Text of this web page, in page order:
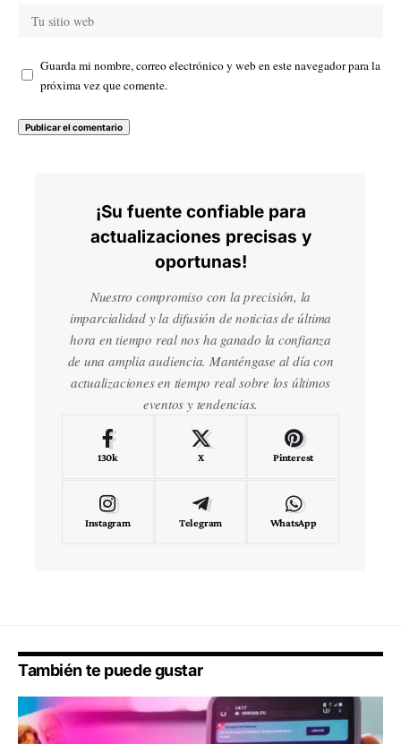
Guarda mi nombre, correo electrónico y web en este navegador para la
próxima vez que comente.
¡Su fuente confiable para
actualizaciones precisas y
oportunas!
Nuestro compromiso con la precisión, la
imparcialidad y la difusión de noticias de última
hora en tiempo real nos ha ganado la confianza
de una amplia audiencia. Manténgase al día con
actualizaciones en tiempo real sobre los últimos
eventos y tendencias.
130k X Pinterest
Instagram Telegram WhatsApp
También te puede gustar